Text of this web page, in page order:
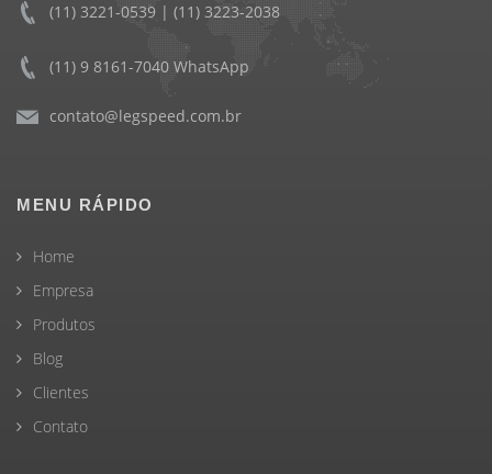
(11) 3221-0539 | (11) 3223-2038
(11) 9 8161-7040 WhatsApp
contato@legspeed.com.br
MENU RÁPIDO
Home
Empresa
Produtos
Blog
Clientes
Contato